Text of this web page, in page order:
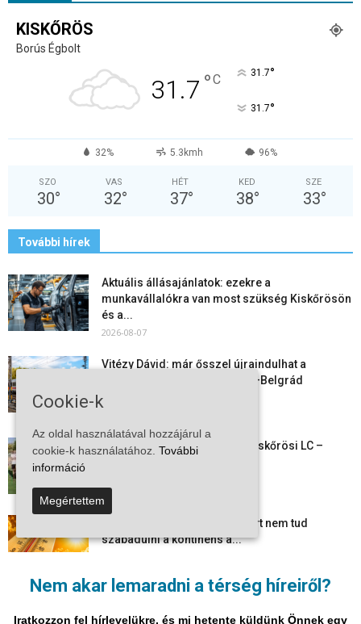
Nem akar lemaradni a térség híreiről?
Iratkozzon fel hírlevelükre, és mi hetente küldünk Önnek egy
KISKŐRÖS
Borús Égbolt
31.7 °C 31.7°
31.7°
32% 5.3kmh 96%
SZO
30°
VAS
32°
HÉT
37°
KED
38°
SZE
33°
További hírek
Aktuális állásajánlatok: ezekre a
munkavállalókra van most szükség Kiskőrösön
és a...
2026-08-07
Vitézy Dávid: már ősszel újraindulhat a
személyszállítás a Budapest–Belgrád
vasútvonalon
Megkezdte a felkészülést a Kiskőrösi LC –
Mi történik Európa felett? Ezért nem tud
szabadulni a kontinens a...
Kiskőrösön – útburkolati jeleket festenek és...
Cookie-k
Az oldal használatával hozzájárul a
cookie-k használatához. További
információ
Megértettem